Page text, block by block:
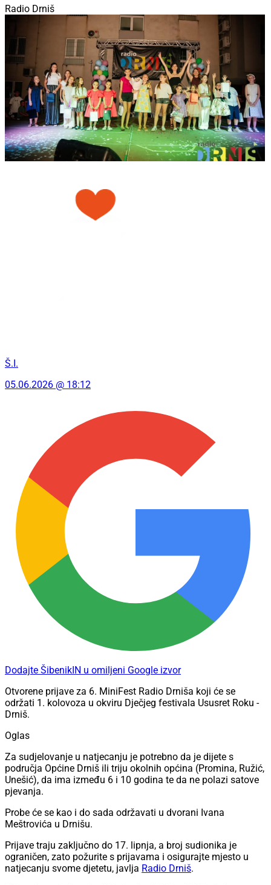
Radio Drniš
Š.I.
05.06.2026 @ 18:12
Dodajte ŠibenikIN u omiljeni Google izvor
Otvorene prijave za 6. MiniFest Radio Drniša koji će se
održati 1. kolovoza u okviru Dječjeg festivala Ususret Roku -
Drniš.
Oglas
Za sudjelovanje u natjecanju je potrebno da je dijete s
područja Općine Drniš ili triju okolnih općina (Promina, Ružić,
Unešić), da ima između 6 i 10 godina te da ne polazi satove
pjevanja.
Probe će se kao i do sada održavati u dvorani Ivana
Meštrovića u Drnišu.
Prijave traju zaključno do 17. lipnja, a broj sudionika je
ograničen, zato požurite s prijavama i osigurajte mjesto u
natjecanju svome djetetu, javlja Radio Drniš.